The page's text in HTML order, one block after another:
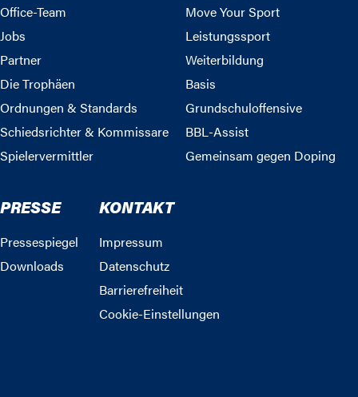
Office-Team
Jobs
Partner
Die Trophäen
Ordnungen & Standards
Schiedsrichter & Kommissare
Spielervermittler
Move Your Sport
Leistungssport
Weiterbildung
Basis
Grundschuloffensive
BBL-Assist
Gemeinsam gegen Doping
PRESSE
Pressespiegel
Downloads
KONTAKT
Impressum
Datenschutz
Barrierefreiheit
Cookie-Einstellungen